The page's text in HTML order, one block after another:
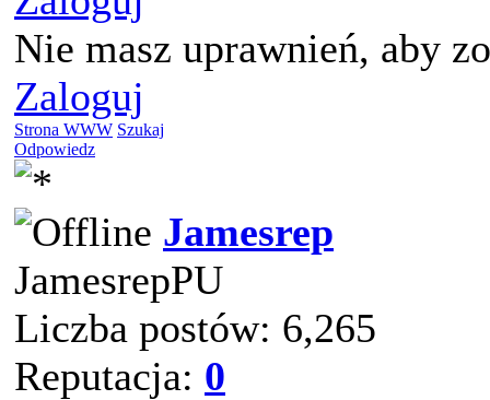
Nie masz uprawnień, aby
Zaloguj
Strona WWW Szukaj
Odpowiedz
Jamesrep
JamesrepPU
Liczba postów: 6,265
Reputacja: 0